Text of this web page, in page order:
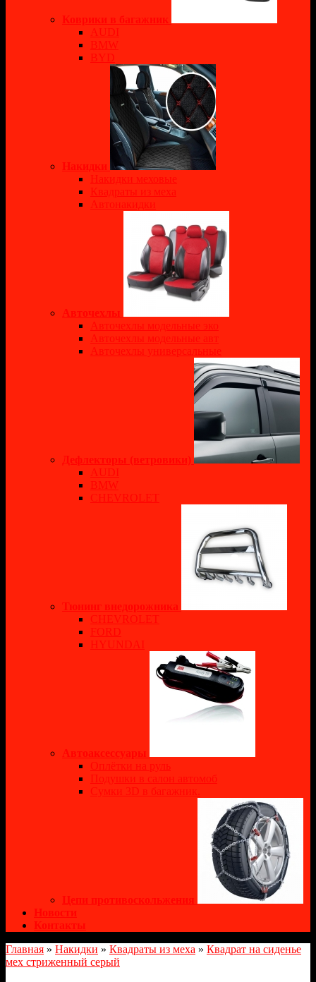
Коврики в багажник
AUDI
BMW
BYD
Накидки
Накидки меховые
Квадраты из меха
Автонакидки
Авточехлы
Авточехлы модельные эко
Авточехлы модельные авт
Авточехлы универсальные
Дефлекторы (ветровики)
AUDI
BMW
CHEVROLET
Тюнинг внедорожника
CHEVROLET
FORD
HYUNDAI
Автоаксессуары
Оплётки на руль
Подушки в салон автомоб
Сумки 3D в багажник.
Цепи противоскольжения
Новости
Контакты
Главная » Накидки » Квадраты из меха » Квадрат на сиденье
мех стриженный серый